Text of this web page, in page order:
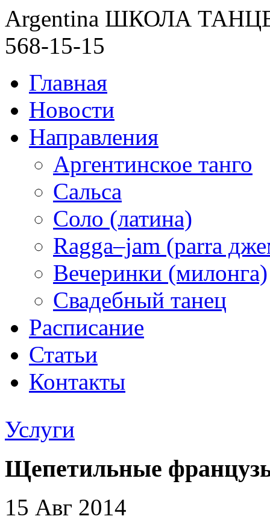
Argentina ШКОЛА
568-15-15
Главная
Новости
Направления
Аргентинское танго
Сальса
Соло (латина)
Ragga–jam (parra
Вечеринки (милонга)
Свадебный танец
Расписание
Статьи
Контакты
Услуги
Щепетильные
15 Авг 2014